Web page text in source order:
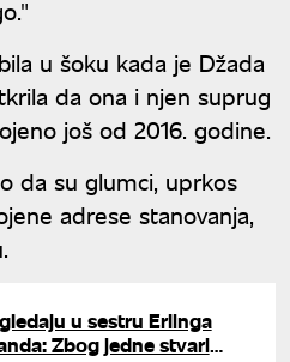
u šoku kada je Džada
da ona i njen suprug
još od 2016. godine.
da su glumci, uprkos
adrese stanovanja,
u sestru Erlinga
Zbog jedne stvari